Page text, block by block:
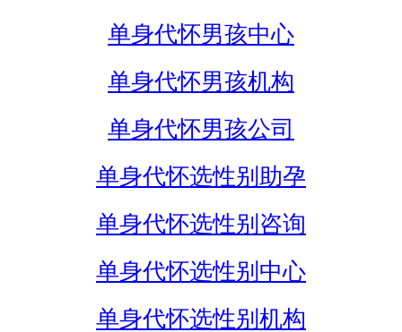
单身代怀男孩中心
单身代怀男孩机构
单身代怀男孩公司
单身代怀选性别助孕
单身代怀选性别咨询
单身代怀选性别中心
单身代怀选性别机构